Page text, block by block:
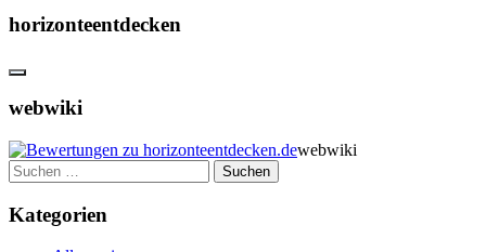
horizonteentdecken
webwiki
webwiki
Suchen
nach:
Kategorien